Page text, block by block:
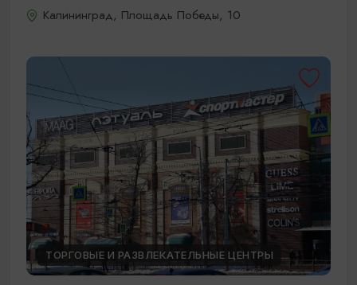
Калининград, Площадь Победы, 10
ТОРГОВЫЕ И РАЗВЛЕКАТЕЛЬНЫЕ ЦЕНТРЫ